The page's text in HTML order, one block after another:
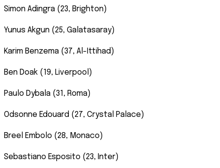
Simon Adingra (23, Brighton)
Yunus Akgun (25, Galatasaray)
Karim Benzema (37, Al-Ittihad)
Ben Doak (19, Liverpool)
Paulo Dybala (31, Roma)
Odsonne Edouard (27, Crystal Palace)
Breel Embolo (28, Monaco)
Sebastiano Esposito (23, Inter)